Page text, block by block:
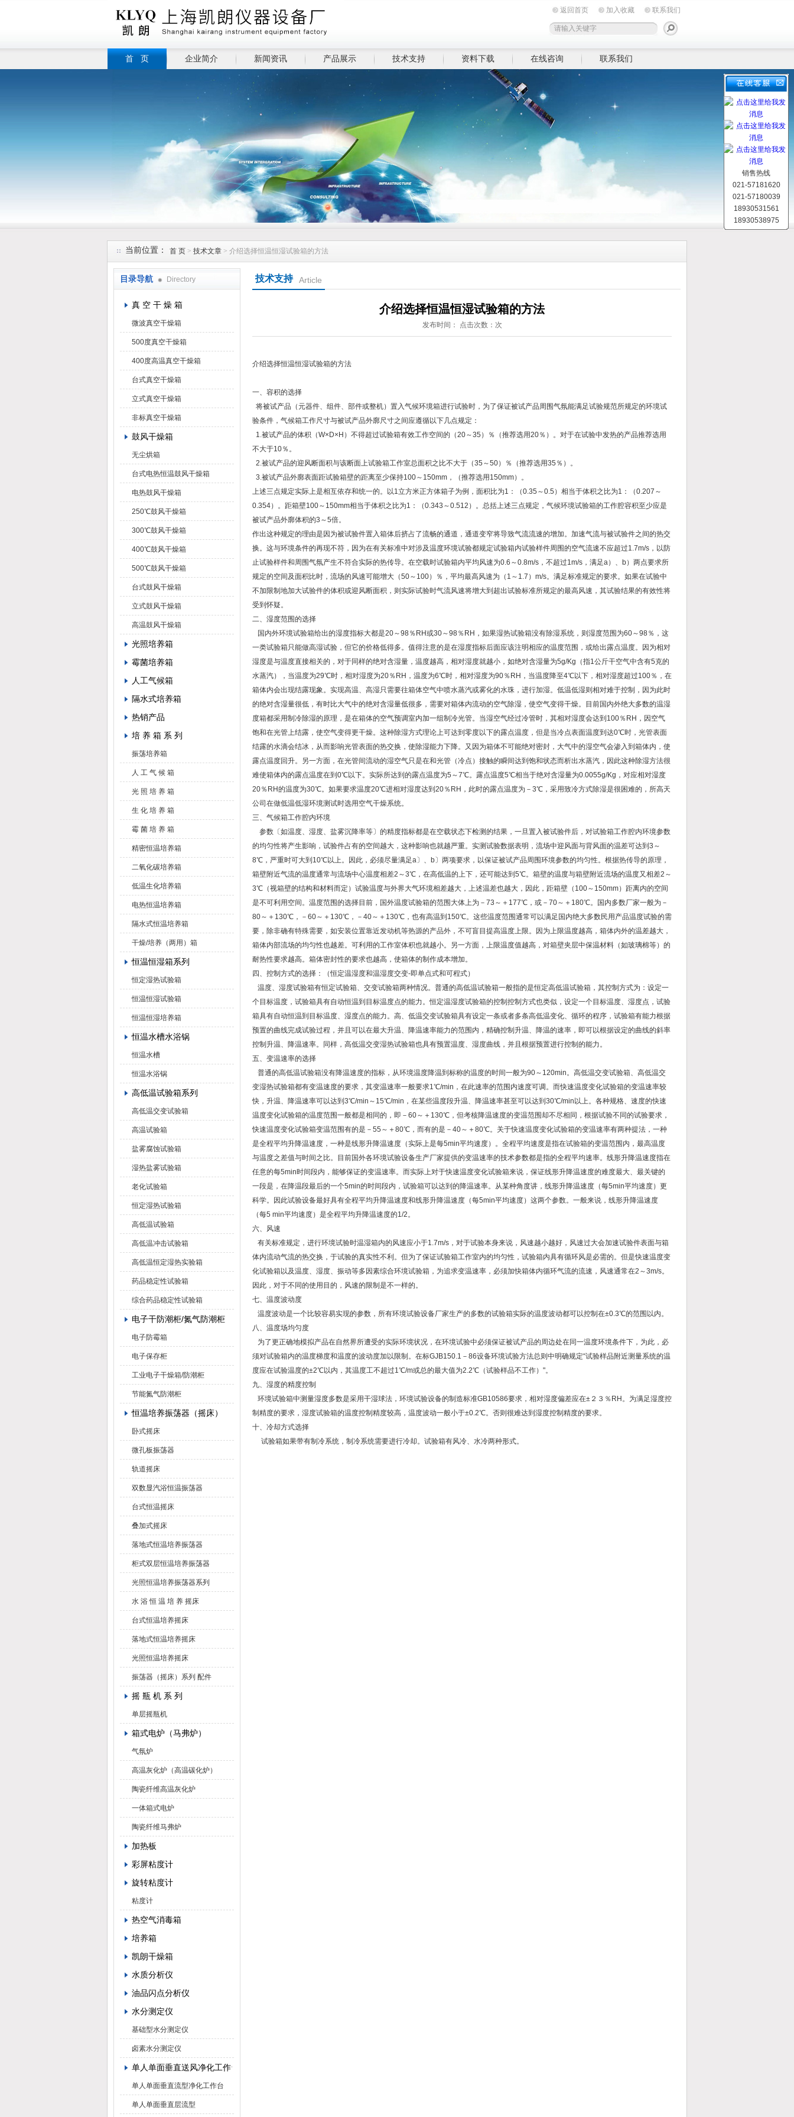
返回首页 加入收藏 联系我们
首 页 企业简介 新闻资讯 产品展示 技术支持 资料下载 在线咨询 联系我们
当前位置： 首 页 > 技术文章 > 介绍选择恒温恒湿试验箱的方法
目录导航 Directory
真 空 干 燥 箱
微波真空干燥箱
500度真空干燥箱
400度高温真空干燥箱
台式真空干燥箱
立式真空干燥箱
非标真空干燥箱
鼓风干燥箱
无尘烘箱
台式电热恒温鼓风干燥箱
电热鼓风干燥箱
250℃鼓风干燥箱
300℃鼓风干燥箱
400℃鼓风干燥箱
500℃鼓风干燥箱
台式鼓风干燥箱
立式鼓风干燥箱
高温鼓风干燥箱
光照培养箱
霉菌培养箱
人工气候箱
隔水式培养箱
热销产品
培 养 箱 系 列
振荡培养箱
人 工 气 候 箱
光 照 培 养 箱
生 化 培 养 箱
霉 菌 培 养 箱
精密恒温培养箱
二氧化碳培养箱
低温生化培养箱
电热恒温培养箱
隔水式恒温培养箱
干燥/培养（两用）箱
恒温恒湿箱系列
恒定湿热试验箱
恒温恒湿试验箱
恒温恒湿培养箱
恒温水槽水浴锅
恒温水槽
恒温水浴锅
高低温试验箱系列
高低温交变试验箱
高温试验箱
盐雾腐蚀试验箱
湿热盐雾试验箱
老化试验箱
恒定湿热试验箱
高低温试验箱
高低温冲击试验箱
高低温恒定湿热实验箱
药品稳定性试验箱
综合药品稳定性试验箱
电子干防潮柜/氮气防潮柜
电子防霉箱
电子保存柜
工业电子干燥箱/防潮柜
节能氮气防潮柜
恒温培养振荡器（摇床）
卧式摇床
微孔板振荡器
轨道摇床
双数显汽浴恒温振荡器
台式恒温摇床
叠加式摇床
落地式恒温培养振荡器
柜式双层恒温培养振荡器
光照恒温培养振荡器系列
水 浴 恒 温 培 养 摇床
台式恒温培养摇床
落地式恒温培养摇床
光照恒温培养摇床
振荡器（摇床）系列 配件
摇 瓶 机 系 列
单层摇瓶机
箱式电炉（马弗炉）
气氛炉
高温灰化炉（高温碳化炉）
陶瓷纤维高温灰化炉
一体箱式电炉
陶瓷纤维马弗炉
加热板
彩屏粘度计
旋转粘度计
粘度计
热空气消毒箱
培养箱
凯朗干燥箱
水质分析仪
油品闪点分析仪
水分测定仪
基础型水分测定仪
卤素水分测定仪
单人单面垂直送风净化工作台
单人单面垂直流型净化工作台
单人单面垂直层流型
技术支持 Article
介绍选择恒温恒湿试验箱的方法
发布时间： 点击次数：次
介绍选择恒温恒湿试验箱的方法
一、容积的选择
将被试产品（元器件、组件、部件或整机）置入气候环境箱进行试验时，为了保证被试产品周围气氛能满足试验规范所规定的环境试
验条件，气候箱工作尺寸与被试产品外廓尺寸之间应遵循以下几点规定：
1.被试产品的体积（W×D×H）不得超过试验箱有效工作空间的（20～35）％（推荐选用20％）。对于在试验中发热的产品推荐选用
不大于10％。
2.被试产品的迎风断面积与该断面上试验箱工作室总面积之比不大于（35～50）％（推荐选用35％）。
3.被试产品外廓表面距试验箱壁的距离至少保持100～150mm，（推荐选用150mm）。
上述三点规定实际上是相互依存和统一的。以1立方米正方体箱子为例，面积比为1：（0.35～0.5）相当于体积之比为1：（0.207～
0.354）。距箱壁100～150mm相当于体积之比为1：（0.343～0.512）。总括上述三点规定，气候环境试验箱的工作腔容积至少应是
被试产品外廓体积的3～5倍。
作出这种规定的理由是因为被试验件置入箱体后挤占了流畅的通道，通道变窄将导致气流流速的增加。加速气流与被试验件之间的热交
换。这与环境条件的再现不符，因为在有关标准中对涉及温度环境试验都规定试验箱内试验样件周围的空气流速不应超过1.7m/s，以防
止试验样件和周围气氛产生不符合实际的热传导。在空载时试验箱内平均风速为0.6～0.8m/s，不超过1m/s，满足a）、b）两点要求所
规定的空间及面积比时，流场的风速可能增大（50～100）％，平均最高风速为（1～1.7）m/s。满足标准规定的要求。如果在试验中
不加限制地加大试验件的体积或迎风断面积，则实际试验时气流风速将增大到超出试验标准所规定的最高风速，其试验结果的有效性将
受到怀疑。
二、湿度范围的选择
国内外环境试验箱给出的湿度指标大都是20～98％RH或30～98％RH，如果湿热试验箱没有除湿系统，则湿度范围为60～98％，这
一类试验箱只能做高湿试验，但它的价格低得多。值得注意的是在湿度指标后面应该注明相应的温度范围，或给出露点温度。因为相对
湿度是与温度直接相关的，对于同样的绝对含湿量，温度越高，相对湿度就越小，如绝对含湿量为5g/Kg（指1公斤干空气中含有5克的
水蒸汽），当温度为29℃时，相对湿度为20％RH，温度为6℃时，相对湿度为90％RH，当温度降至4℃以下，相对湿度超过100％，在
箱体内会出现结露现象。实现高温、高湿只需要往箱体空气中喷水蒸汽或雾化的水珠，进行加湿。低温低湿则相对难于控制，因为此时
的绝对含湿量很低，有时比大气中的绝对含湿量低很多，需要对箱体内流动的空气除湿，使空气变得干燥。目前国内外绝大多数的温湿
度箱都采用制冷除湿的原理，是在箱体的空气预调室内加一组制冷光管。当湿空气经过冷管时，其相对湿度会达到100％RH，因空气
饱和在光管上结露，使空气变得更干燥。这种除湿方式理论上可达到零度以下的露点温度，但是当冷点表面温度到达0℃时，光管表面
结露的水滴会结冰，从而影响光管表面的热交换，使除湿能力下降。又因为箱体不可能绝对密封，大气中的湿空气会渗入到箱体内，使
露点温度回升。另一方面，在光管间流动的湿空气只是在和光管（冷点）接触的瞬间达到饱和状态而析出水蒸汽，因此这种除湿方法很
难使箱体内的露点温度在到0℃以下。实际所达到的露点温度为5～7℃。露点温度5℃相当于绝对含湿量为0.0055g/Kg，对应相对湿度
20％RH的温度为30℃。如果要求温度20℃进相对湿度达到20％RH，此时的露点温度为－3℃，采用致冷方式除湿是很困难的，所高天
公司在做低温低湿环境测试时选用空气干燥系统。
三、气候箱工作腔内环境
参数〔如温度、湿度、盐雾沉降率等〕的精度指标都是在空载状态下检测的结果，一旦置入被试验件后，对试验箱工作腔内环境参数
的均匀性将产生影响，试验件占有的空间越大，这种影响也就越严重。实测试验数据表明，流场中迎风面与背风面的温差可达到3～
8℃，严重时可大到10℃以上。因此，必须尽量满足a〕、b〕两项要求，以保证被试产品周围环境参数的均匀性。根据热传导的原理，
箱壁附近气流的温度通常与流场中心温度相差2～3℃，在高低温的上下，还可能达到5℃。箱壁的温度与箱壁附近流场的温度又相差2～
3℃（视箱壁的结构和材料而定）试验温度与外界大气环境相差越大，上述温差也越大，因此，距箱壁（100～150mm）距离内的空间
是不可利用空间。温度范围的选择目前，国外温度试验箱的范围大体上为－73～＋177℃，或－70～＋180℃。国内多数厂家一般为－
80～＋130℃，－60～＋130℃，－40～＋130℃，也有高温到150℃。这些温度范围通常可以满足国内绝大多数民用产品温度试验的需
要，除非确有特殊需要，如安装位置靠近发动机等热源的产品外，不可盲目提高温度上限。因为上限温度越高，箱体内外的温差越大，
箱体内部流场的均匀性也越差。可利用的工作室体积也就越小。另一方面，上限温度值越高，对箱壁夹层中保温材料（如玻璃棉等）的
耐热性要求越高。箱体密封性的要求也越高，使箱体的制作成本增加。
四、控制方式的选择：（恒定温湿度和温湿度交变-即单点式和可程式）
温度、湿度试验箱有恒定试验箱、交变试验箱两种情况。普通的高低温试验箱一般指的是恒定高低温试验箱，其控制方式为：设定一
个目标温度，试验箱具有自动恒温到目标温度点的能力。恒定温湿度试验箱的控制控制方式也类似，设定一个目标温度、湿度点，试验
箱具有自动恒温到目标温度、湿度点的能力。高、低温交变试验箱具有设定一条或者多条高低温变化、循环的程序，试验箱有能力根据
预置的曲线完成试验过程，并且可以在最大升温、降温速率能力的范围内，精确控制升温、降温的速率，即可以根据设定的曲线的斜率
控制升温、降温速率。同样，高低温交变湿热试验箱也具有预置温度、湿度曲线，并且根据预置进行控制的能力。
五、变温速率的选择
普通的高低温试验箱没有降温速度的指标，从环境温度降温到标称的温度的时间一般为90～120min。高低温交变试验箱、高低温交
变湿热试验箱都有变温速度的要求，其变温速率一般要求1℃/min，在此速率的范围内速度可调。而快速温度变化试验箱的变温速率较
快，升温、降温速率可以达到3℃/min～15℃/min，在某些温度段升温、降温速率甚至可以达到30℃/min以上。各种规格、速度的快速
温度变化试验箱的温度范围一般都是相同的，即－60～＋130℃，但考核降温速度的变温范围却不尽相同，根据试验不同的试验要求，
快速温度变化试验箱变温范围有的是－55～＋80℃，而有的是－40～＋80℃。关于快速温度变化试验箱的变温速率有两种提法，一种
是全程平均升降温速度，一种是线形升降温速度（实际上是每5min平均速度）。全程平均速度是指在试验箱的变温范围内，最高温度
与温度之差值与时间之比。目前国外各环境试验设备生产厂家提供的变温速率的技术参数都是指的全程平均速率。线形升降温速度指在
任意的每5min时间段内，能够保证的变温速率。而实际上对于快速温度变化试验箱来说，保证线形升降温速度的难度最大、最关键的
一段是，在降温段最后的一个5min的时间段内，试验箱可以达到的降温速率。从某种角度讲，线形升降温速度（每5min平均速度）更
科学。因此试验设备最好具有全程平均升降温速度和线形升降温速度（每5min平均速度）这两个参数。一般来说，线形升降温速度
（每5 min平均速度）是全程平均升降温速度的1/2。
六、风速
有关标准规定，进行环境试验时温湿箱内的风速应小于1.7m/s，对于试验本身来说，风速越小越好，风速过大会加速试验件表面与箱
体内流动气流的热交换，于试验的真实性不利。但为了保证试验箱工作室内的均匀性，试验箱内具有循环风是必需的。但是快速温度变
化试验箱以及温度、湿度、振动等多因素综合环境试验箱，为追求变温速率，必须加快箱体内循环气流的流速，风速通常在2～3m/s。
因此，对于不同的使用目的，风速的限制是不一样的。
七、温度波动度
温度波动是一个比较容易实现的参数，所有环境试验设备厂家生产的多数的试验箱实际的温度波动都可以控制在±0.3℃的范围以内。
八、温度场均匀度
为了更正确地模拟产品在自然界所遭受的实际环境状况，在环境试验中必须保证被试产品的周边处在同一温度环境条件下，为此，必
须对试验箱内的温度梯度和温度的波动度加以限制。在标GJB150.1－86设备环境试验方法总则中明确规定“试验样品附近测量系统的温
度应在试验温度的±2℃以内，其温度工不超过1℃/m或总的最大值为2.2℃（试验样品不工作）"。
九、湿度的精度控制
环境试验箱中测量湿度多数是采用干湿球法，环境试验设备的制造标准GB10586要求，相对湿度偏差应在±２３％RH。为满足湿度控
制精度的要求，湿度试验箱的温度控制精度较高，温度波动一般小于±0.2℃。否则很难达到湿度控制精度的要求。
十、冷却方式选择
试验箱如果带有制冷系统，制冷系统需要进行冷却。试验箱有风冷、水冷两种形式。
销售热线
021-57181620
021-57180039
18930531561
18930538975